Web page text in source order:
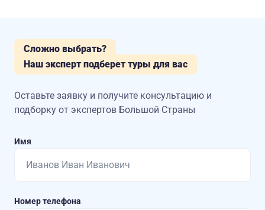
Сложно выбрать?
Наш эксперт подберет туры для вас
Оставьте заявку и получите консультацию и
подборку от экспертов Большой Страны
Имя
Номер телефона